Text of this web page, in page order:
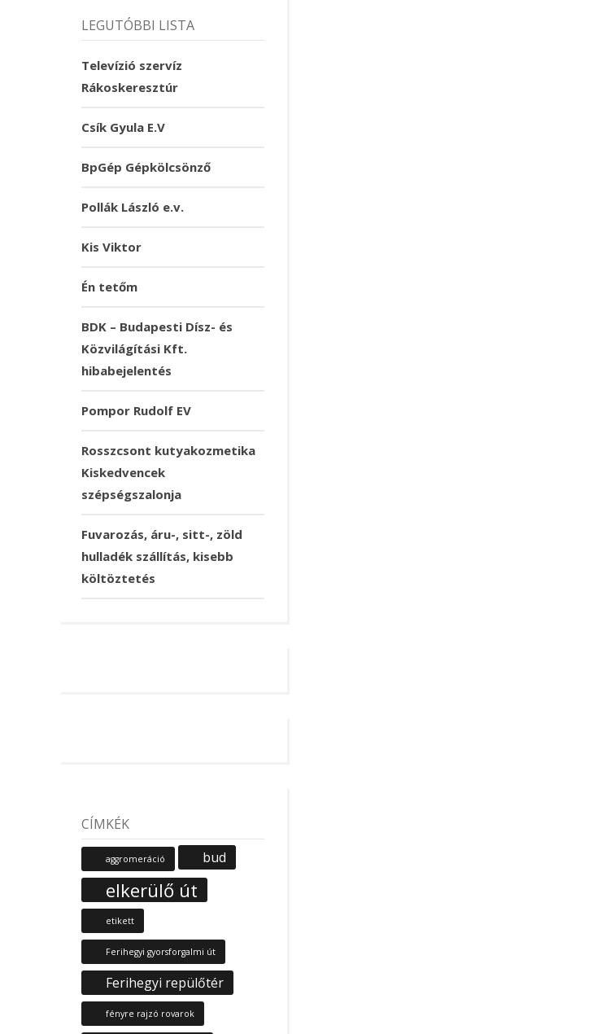
LEGUTÓBBI LISTA
Televízió szervíz
Rákoskeresztúr
Csík Gyula E.V
BpGép Gépkölcsönző
Pollák László e.v.
Kis Viktor
Én tetőm
BDK – Budapesti Dísz- és
Közvilágítási Kft.
hibabejelentés
Pompor Rudolf EV
Rosszcsont kutyakozmetika
Kiskedvencek
szépségszalonja
Fuvarozás, áru-, sitt-, zöld
hulladék szállítás, kisebb
költöztetés
CÍMKÉK
aggromeráció bud
elkerülő út
etikett
Ferihegyi gyorsforgalmi út
Ferihegyi repülőtér
fényre rajzó rovarok